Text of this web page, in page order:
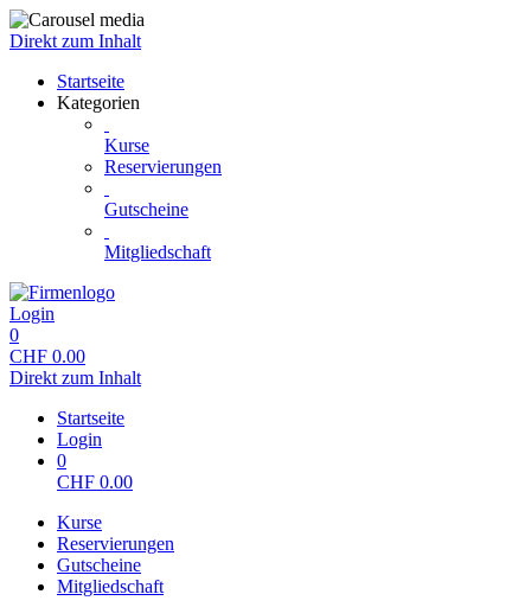
Direkt zum Inhalt
Startseite
Kategorien
Kurse
Reservierungen
Gutscheine
Mitgliedschaft
Login
0
CHF 0.00
Direkt zum Inhalt
Startseite
Login
0
CHF 0.00
Kurse
Reservierungen
Gutscheine
Mitgliedschaft